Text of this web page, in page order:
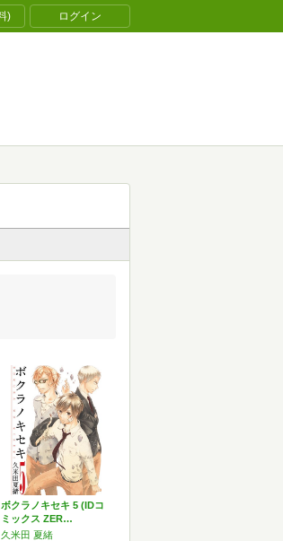
) ログイン
ボクラノキセキ 5 (IDコ
ミックス ZER…
久米田 夏緒